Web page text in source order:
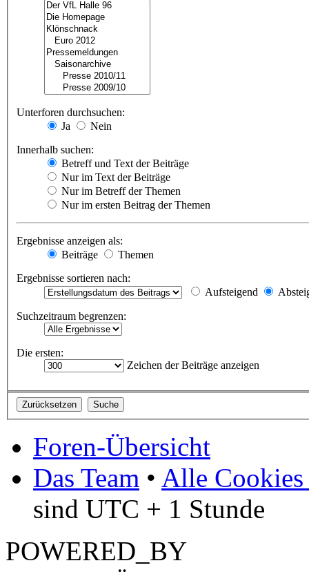
Unterforen durchsuchen:
Ja
Nein
Innerhalb suchen:
Betreff und Text der Beiträge
Nur im Text der Beiträge
Nur im Betreff der Themen
Nur im ersten Beitrag der Themen
Ergebnisse anzeigen als:
Beiträge
Themen
Ergebnisse sortieren nach:
Aufsteigend
Suchzeitraum begrenzen:
Die ersten:
Zeichen der Beiträge anzeigen
Foren-Übersicht
Das Team • Alle Cookies
sind UTC + 1 Stunde
POWERED_BY